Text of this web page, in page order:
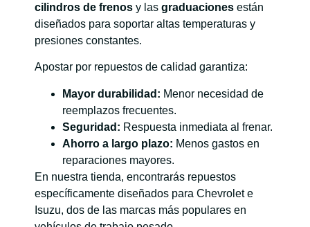
cilindros de frenos y las graduaciones están
diseñados para soportar altas temperaturas y
presiones constantes.
Apostar por repuestos de calidad garantiza:
Mayor durabilidad: Menor necesidad de
reemplazos frecuentes.
Seguridad: Respuesta inmediata al frenar.
Ahorro a largo plazo: Menos gastos en
reparaciones mayores.
En nuestra tienda, encontrarás repuestos
específicamente diseñados para Chevrolet e
Isuzu, dos de las marcas más populares en